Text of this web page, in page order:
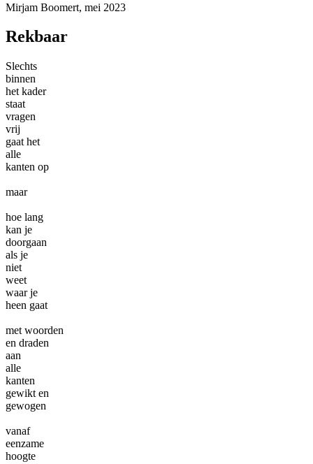
Mirjam Boomert, mei 2023
Rekbaar
Slechts
binnen
het kader
staat
vragen
vrij
gaat het
alle
kanten op
maar
hoe lang
kan je
doorgaan
als je
niet
weet
waar je
heen gaat
met woorden
en draden
aan
alle
kanten
gewikt en
gewogen
vanaf
eenzame
hoogte